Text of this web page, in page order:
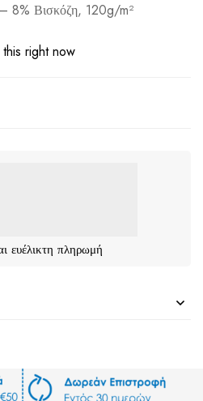
8% Βισκόζη, 120g/m²
right now
ευέλικτη πληρωμή